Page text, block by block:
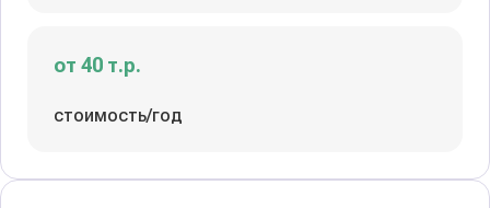
от 40 т.р.
стоимость/год